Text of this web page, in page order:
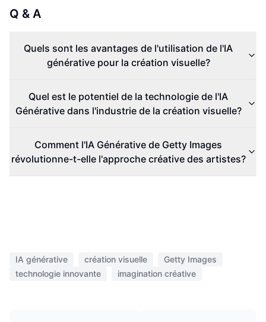
Q & A
Quels sont les avantages de l'utilisation de l'IA
générative pour la création visuelle?
Quel est le potentiel de la technologie de l'IA
Générative dans l'industrie de la création visuelle?
Comment l'IA Générative de Getty Images
révolutionne-t-elle l'approche créative des artistes?
IA générative création visuelle
Getty Images
technologie innovante
imagination créative